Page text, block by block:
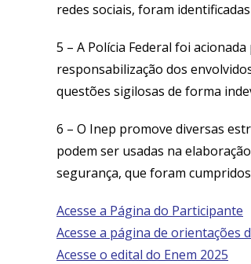
redes sociais, foram
5 – A Polícia Federal foi
responsabilização dos
questões sigilosas de forma
6 – O Inep promove diversas
podem ser usadas na
segurança, que foram
Acesse a Página do Participante
Acesse a página de orientações
Acesse o edital do Enem 2025